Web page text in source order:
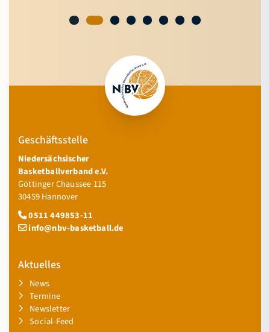
Geschäftsstelle
Niedersächsischer
Basketballverband e.V.
Göttinger Chaussee 115
30459 Hannover
0511 449853-11
info@nbv-basketball.de
Aktuelles
News
Termine
Newsletter
Social-Feed